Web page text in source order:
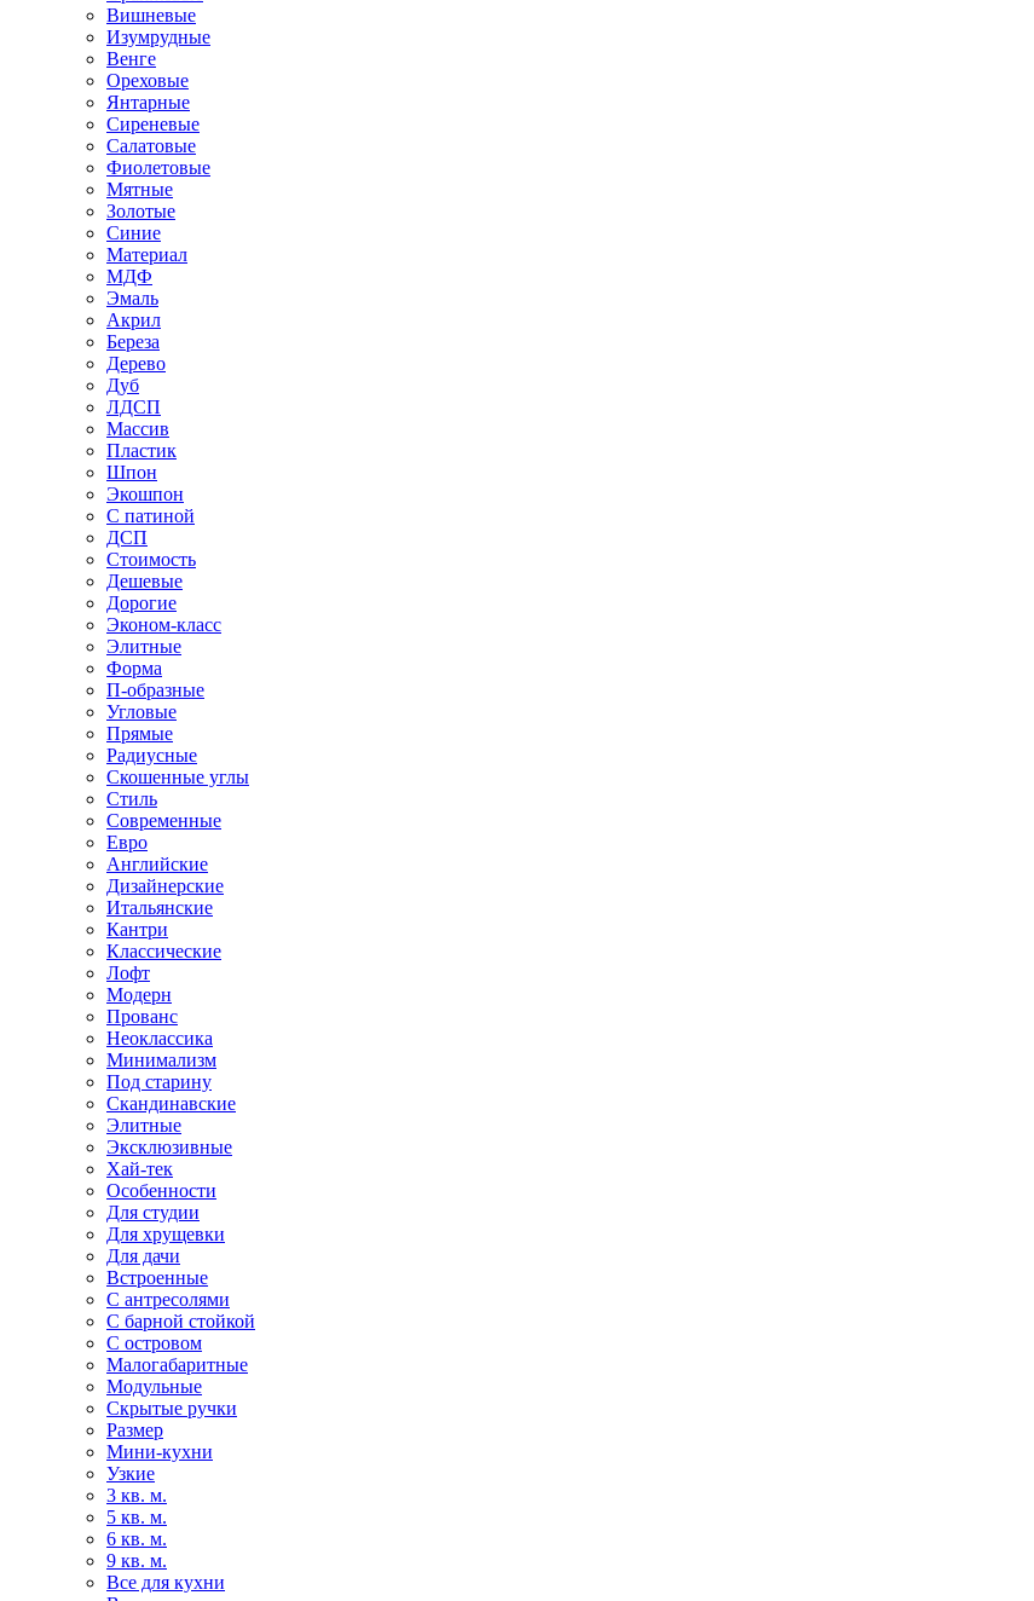
Вишневые
Изумрудные
Венге
Ореховые
Янтарные
Сиреневые
Салатовые
Фиолетовые
Мятные
Золотые
Синие
Материал
МДФ
Эмаль
Акрил
Береза
Дерево
Дуб
ЛДСП
Массив
Пластик
Шпон
Экошпон
С патиной
ДСП
Стоимость
Дешевые
Дорогие
Эконом-класс
Элитные
Форма
П-образные
Угловые
Прямые
Радиусные
Скошенные углы
Стиль
Современные
Евро
Английские
Дизайнерские
Итальянские
Кантри
Классические
Лофт
Модерн
Прованс
Неоклассика
Минимализм
Под старину
Скандинавские
Элитные
Эксклюзивные
Хай-тек
Особенности
Для студии
Для хрущевки
Для дачи
Встроенные
С антресолями
С барной стойкой
С островом
Малогабаритные
Модульные
Скрытые ручки
Размер
Мини-кухни
Узкие
3 кв. м.
5 кв. м.
6 кв. м.
9 кв. м.
Все для кухни